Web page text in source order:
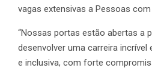
vagas extensivas a Pessoas com
“Nossas portas estão abertas a
desenvolver uma carreira incrível
e inclusiva, com forte